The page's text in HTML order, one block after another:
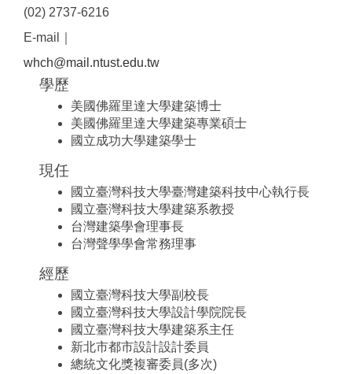
(02) 2737-6216
E-mail｜
​whch@mail.ntust.edu.tw
學歷
美國佛羅里達大學建築博士
美國佛羅里達大學建築專業碩士
國立成功大學建築學士
現任
國立臺灣科技大學臺灣建築科技中心執行長
國立臺灣科技大學建築系教授
台灣建築學會理事長
台灣聲學學會常務理事
經歷
國立臺灣科技大學副校長
國立臺灣科技大學設計學院院長
國立臺灣科技大學建築系主任
新北市都市設計設計委員
總統文化獎複審委員(多次)